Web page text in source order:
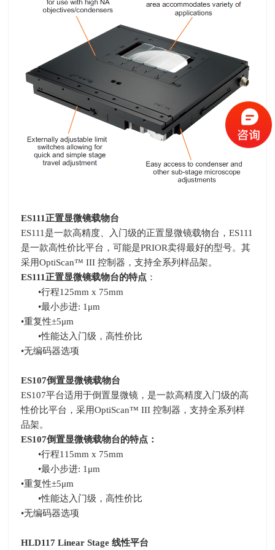
ES111 正置显微镜载物台
ES111是一款高精度、入门级的正置显微镜载物台，ES111
是一款高性价比平台，可能是PRIOR卖得最好的型号。其
采用OptiScan™ III 控制器，支持全系列样品架。
ES111 正置显微镜载物台的特点 ：
•行程125mm x 75mm
•最小步进: 1 μm
•重复性±5μm
•性能达入门级，高性价比
•无编码器选项
ES107倒置显微镜载物台
ES107平台适用于倒置显微镜，是一款高精度入门级的高
性价比平台，采用OptiScan™ III 控制器，支持全系列样
品架。
ES107倒置显微镜载物台的特点：
•行程115mm x 75mm
•最小步进: 1 μm
•重复性±5μm
•性能达入门级，高性价比
•无编码器选项
HLD117 Linear Stage 线性平台